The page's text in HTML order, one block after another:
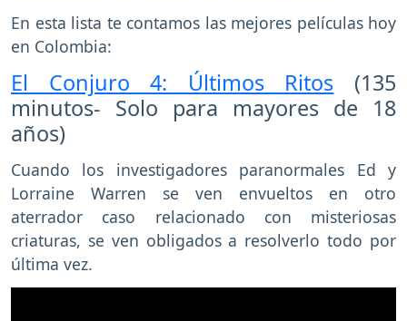
En esta lista te contamos las mejores películas hoy
en Colombia:
El Conjuro 4: Últimos Ritos (135
minutos- Solo para mayores de 18
años)
Cuando los investigadores paranormales Ed y
Lorraine Warren se ven envueltos en otro
aterrador caso relacionado con misteriosas
criaturas, se ven obligados a resolverlo todo por
última vez.